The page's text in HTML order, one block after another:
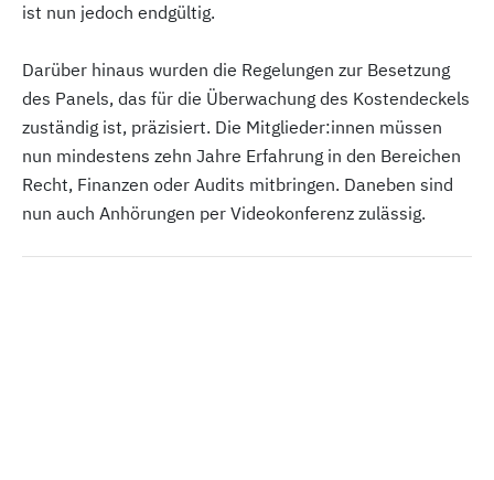
ist nun jedoch endgültig.
Darüber hinaus wurden die Regelungen zur Besetzung
des Panels, das für die Überwachung des Kostendeckels
zuständig ist, präzisiert. Die Mitglieder:innen müssen
nun mindestens zehn Jahre Erfahrung in den Bereichen
Recht, Finanzen oder Audits mitbringen. Daneben sind
nun auch Anhörungen per Videokonferenz zulässig.